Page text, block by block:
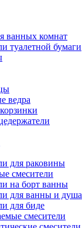
ванных комнат
туалетной бумаги
ведра
для раковины
смесители
на борт ванны
для ванны и душа
для биде
смесители